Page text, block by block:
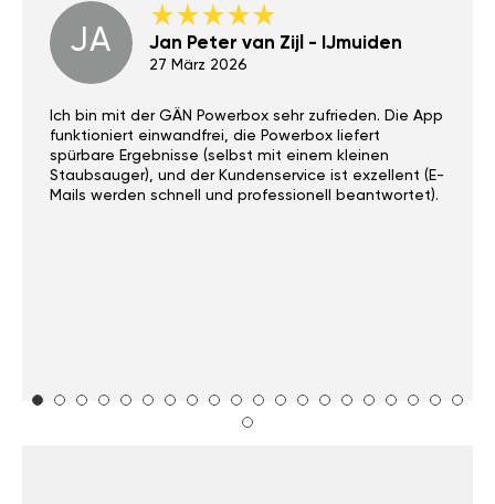
JA Jan Peter van Zijl - IJmuiden
27 März 2026
Ich bin mit der GÄN Powerbox sehr zufrieden. Die App
funktioniert einwandfrei, die Powerbox liefert
spürbare Ergebnisse (selbst mit einem kleinen
Staubsauger), und der Kundenservice ist exzellent (E-
Mails werden schnell und professionell beantwortet).